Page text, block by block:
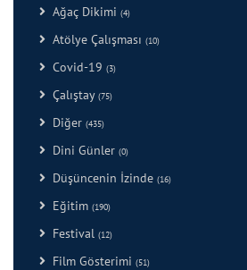
Ağaç Dikimi (4)
Atölye Çalışması (10)
Covid-19 (3)
Çalıştay (75)
Diğer (435)
Dini Günler (0)
Düşüncenin İzinde (16)
Eğitim (190)
Festival (12)
Film Gösterimi (51)